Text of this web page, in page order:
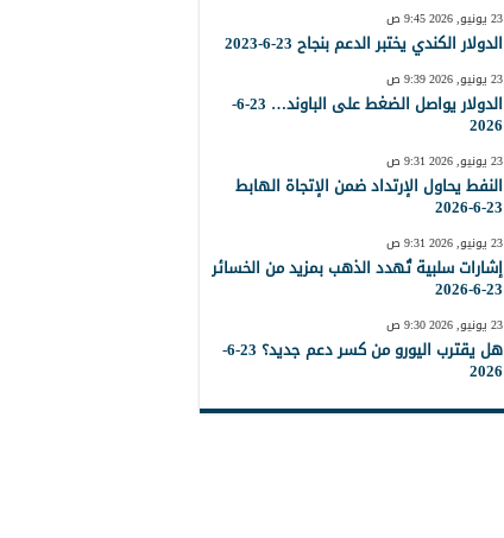
23 يونيو, 2026 9:45 ص
الدولار الكندي يختبر الدعم بنجاح 23-6-2023
23 يونيو, 2026 9:39 ص
الدولار يواصل الضغط على الباوند… 23-6-
2026
23 يونيو, 2026 9:31 ص
النفط يحاول الإرتداد ضمن الإتجاة الهابط
23-6-2026
23 يونيو, 2026 9:31 ص
إشارات سلبية تُهدد الذهب بمزيد من الخسائر
23-6-2026
23 يونيو, 2026 9:30 ص
هل يقترب اليورو من كسر دعم جديد؟ 23-6-
2026